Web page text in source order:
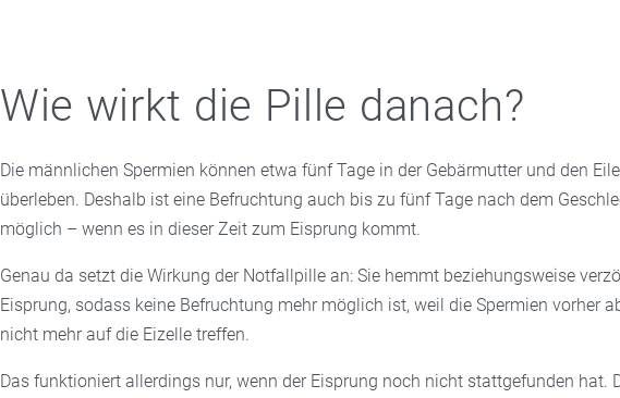
Wie wirkt die Pille danach?
Die männlichen Spermien können etwa fünf Tage in der Gebärmutter und den
überleben. Deshalb ist eine Befruchtung auch bis zu fünf Tage nach dem
möglich – wenn es in dieser Zeit zum Eisprung kommt.
Genau da setzt die Wirkung der Notfallpille an: Sie hemmt beziehungsweise
Eisprung, sodass keine Befruchtung mehr möglich ist, weil die Spermien vorher
nicht mehr auf die Eizelle treffen.
Das funktioniert allerdings nur, wenn der Eisprung noch nicht stattgefunden hat.